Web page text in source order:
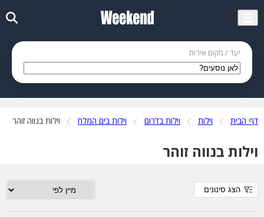
יעד / מקום אירוח
דף הבית וילות וילות בדרום וילות בים המלח וילות בנווה זוהר
וילות בנווה זוהר
הצג סינונים